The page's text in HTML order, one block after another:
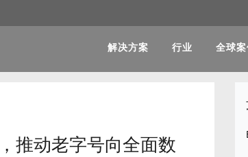
解决方案 行业 全球
推动老字号向全面数